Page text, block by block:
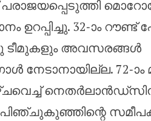
32-ാം റൗണ്ട്
ടീമുകളും അവസരങ്ങൾ
72-ാം
പിഞ്ചുകുഞ്ഞിന്റെ